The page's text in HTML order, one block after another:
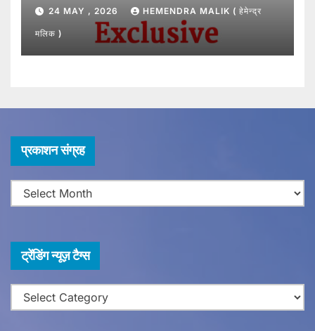
24 MAY , 2026 HEMENDRA MALIK ( हेमेन्द्र
मलिक )
प्रकाशन संग्रह
का
न
ह
ट्रेंडिंग न्यूज़ टैग्स
ट्रेंडिंग
न्यूज़